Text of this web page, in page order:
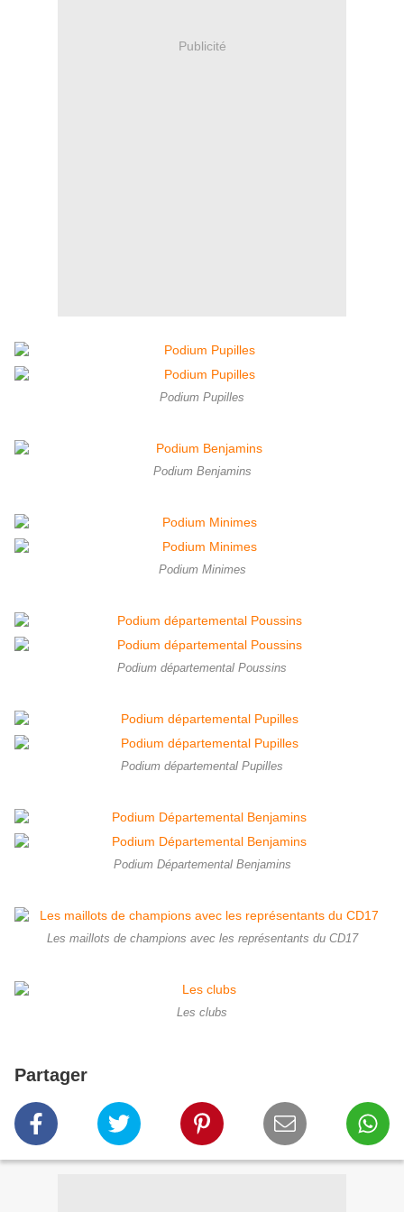
Publicité
Podium Pupilles
Podium Benjamins
Podium Minimes
Podium départemental Poussins
Podium départemental Pupilles
Podium Départemental Benjamins
Les maillots de champions avec les représentants du CD17
Les clubs
Partager